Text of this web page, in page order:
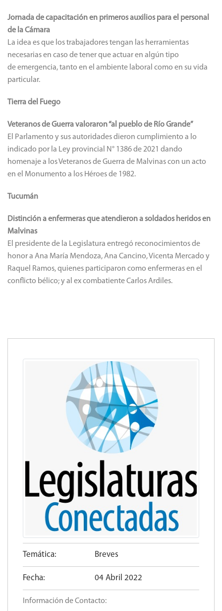
Jornada de capacitación en primeros auxilios para el personal
de la Cámara
La idea es que los trabajadores tengan las herramientas
necesarias en caso de tener que actuar en algún tipo
de emergencia, tanto en el ambiente laboral como en su vida
particular.
Tierra del Fuego
Veteranos de Guerra valoraron “al pueblo de Río Grande”
El Parlamento y sus autoridades dieron cumplimiento a lo
indicado por la Ley provincial N° 1386 de 2021 dando
homenaje a los Veteranos de Guerra de Malvinas con un acto
en el Monumento a los Héroes de 1982.
Tucumán
Distinción a enfermeras que atendieron a soldados heridos en
Malvinas
El presidente de la Legislatura entregó reconocimientos de
honor a Ana María Mendoza, Ana Cancino, Vicenta Mercado y
Raquel Ramos, quienes participaron como enfermeras en el
conflicto bélico; y al ex combatiente Carlos Ardiles.
Temática: Breves
Fecha: 04 Abril 2022
Información de Contacto: